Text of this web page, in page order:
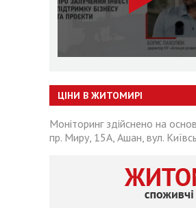
ЦІНИ В ЖИТОМИРІ
Моніторинг здійснено на
пр. Миру, 15А, Ашан, вул.